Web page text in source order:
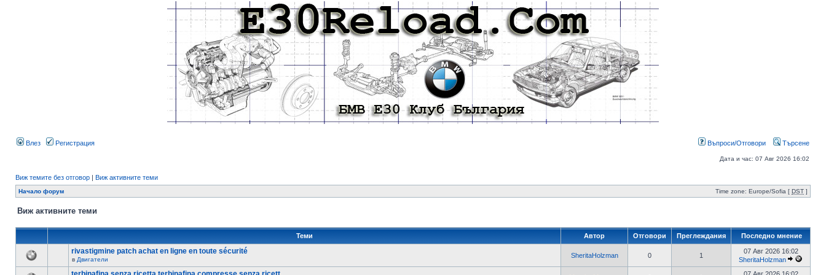
Влез Регистрация Въпроси/Отговори Търсене
Дата и час: 07 Авг 2026 16:02
Виж темите без отговор | Виж активните теми
Начало форум Time zone: Europe/Sofia [ DST ]
Виж активните теми
Теми Автор Отговори Преглеждания Последно мнение
rivastigmine patch achat en ligne en toute sécurité
в Двигатели
SheritaHolzman 0 1
07 Авг 2026 16:02
SheritaHolzman